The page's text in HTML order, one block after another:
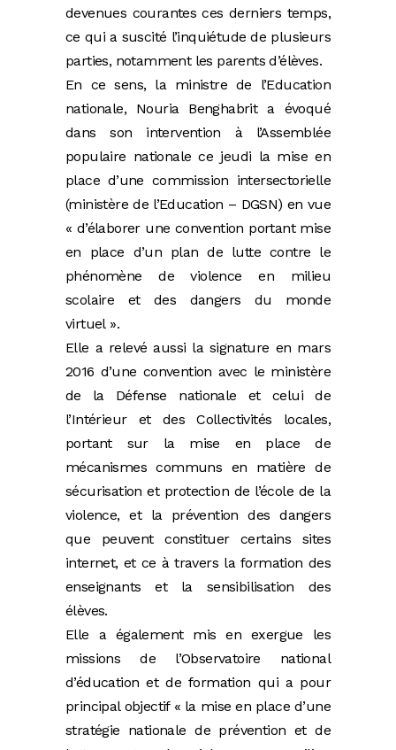
devenues courantes ces derniers temps,
ce qui a suscité l’inquiétude de plusieurs
parties, notamment les parents d’élèves.
En ce sens, la ministre de l’Education
nationale, Nouria Benghabrit a évoqué
dans son intervention à l’Assemblée
populaire nationale ce jeudi la mise en
place d’une commission intersectorielle
(ministère de l’Education – DGSN) en vue
« d’élaborer une convention portant mise
en place d’un plan de lutte contre le
phénomène de violence en milieu
scolaire et des dangers du monde
virtuel ».
Elle a relevé aussi la signature en mars
2016 d’une convention avec le ministère
de la Défense nationale et celui de
l’Intérieur et des Collectivités locales,
portant sur la mise en place de
mécanismes communs en matière de
sécurisation et protection de l’école de la
violence, et la prévention des dangers
que peuvent constituer certains sites
internet, et ce à travers la formation des
enseignants et la sensibilisation des
élèves.
Elle a également mis en exergue les
missions de l’Observatoire national
d’éducation et de formation qui a pour
principal objectif « la mise en place d’une
stratégie nationale de prévention et de